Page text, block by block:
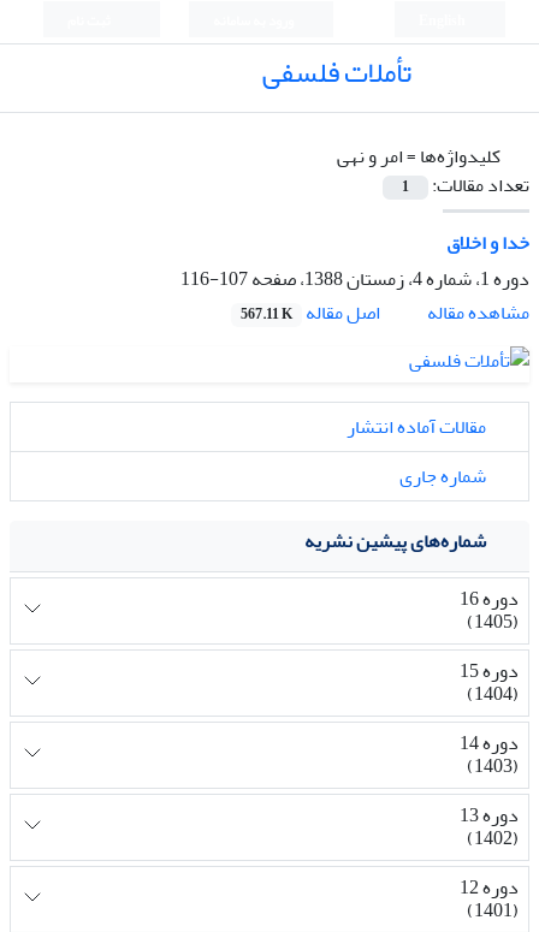
تأملات فلسفی
کلیدواژه‌ها =امر و نهی
تعداد مقالات:
1
خدا و اخلاق
دوره 1، شماره 4، زمستان 1388، صفحه
107-116
مشاهده مقاله
اصل مقاله 567.11 K
مقالات آماده انتشار
شماره جاری
شماره‌های پیشین نشریه
دوره 16
(1405)
دوره 15
(1404)
دوره 14
(1403)
دوره 13
(1402)
دوره 12
(1401)